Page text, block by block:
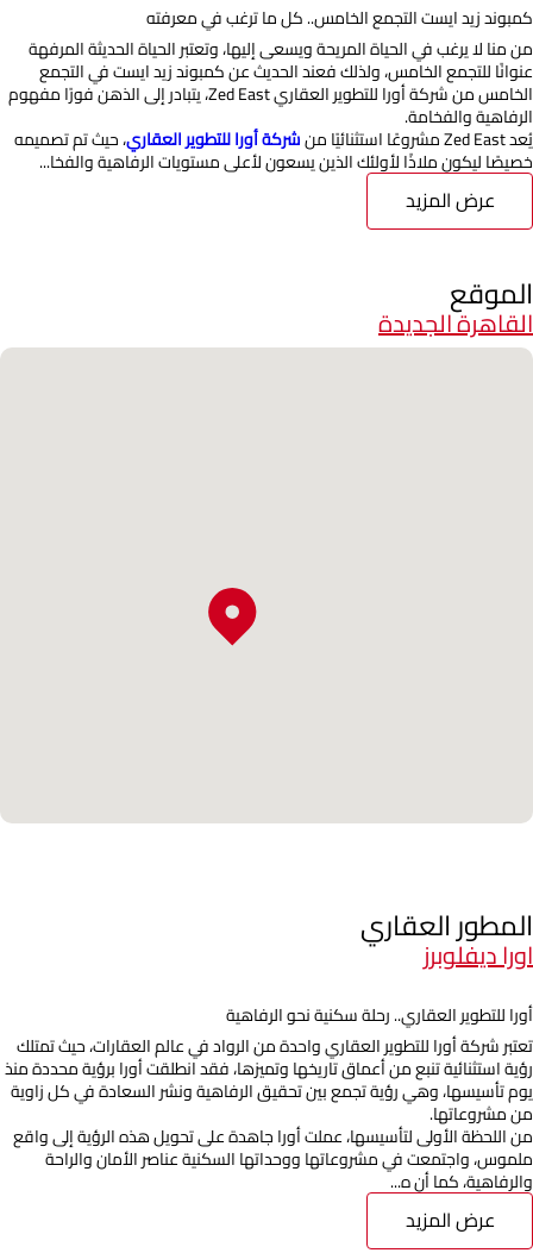
كمبوند زيد ايست التجمع الخامس.. كل ما ترغب في معرفته
من منا لا يرغب في الحياة المريحة ويسعى إليها، وتعتبر الحياة الحديثة المرفهة
عنوانًا للتجمع الخامس، ولذلك فعند الحديث عن كمبوند زيد ايست في التجمع
الخامس من شركة أورا للتطوير العقاري Zed East، يتبادر إلى الذهن فورًا مفهوم
الرفاهية والفخامة.
يُعد Zed East مشروعًا استثنائيًا من شركة أورا للتطوير العقاري، حيث تم تصميمه
خصيصًا ليكون ملاذًا لأولئك الذين يسعون لأعلى مستويات الرفاهية والفخا...
عرض المزيد
الموقع
القاهرة الجديدة
المطور العقاري
اورا ديفلوبرز
أورا للتطوير العقاري.. رحلة سكنية نحو الرفاهية
تعتبر شركة أورا للتطوير العقاري واحدة من الرواد في عالم العقارات، حيث تمتلك
رؤية استثنائية تنبع من أعماق تاريخها وتميزها، فقد انطلقت أورا برؤية محددة منذ
يوم تأسيسها، وهي رؤية تجمع بين تحقيق الرفاهية ونشر السعادة في كل زاوية
من مشروعاتها.
من اللحظة الأولى لتأسيسها، عملت أورا جاهدة على تحويل هذه الرؤية إلى واقع
ملموس، واجتمعت في مشروعاتها ووحداتها السكنية عناصر الأمان والراحة
والرفاهية، كما أن ه...
عرض المزيد